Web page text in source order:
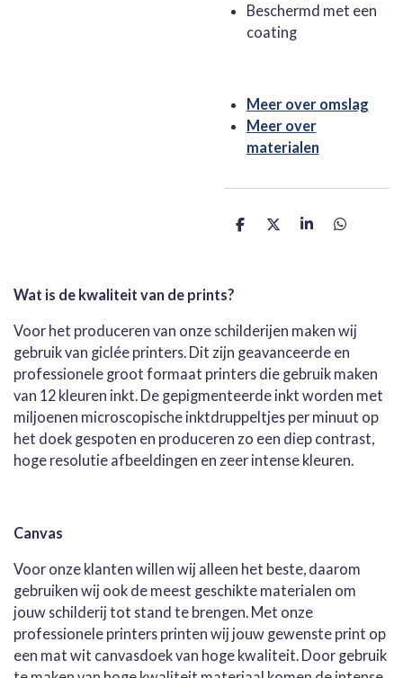
Beschermd met een
coating
Meer over omslag
Meer over
materialen
D
D
S
D
Wat is de kwaliteit van de prints?
Voor het produceren van onze schilderijen maken wij
gebruik van giclée printers. Dit zijn geavanceerde en
professionele groot formaat printers die gebruik maken
van 12 kleuren inkt. De gepigmenteerde inkt worden met
miljoenen microscopische inktdruppeltjes per minuut op
het doek gespoten en produceren zo een diep contrast,
hoge resolutie afbeeldingen en zeer intense kleuren.
Canvas
Voor onze klanten willen wij alleen het beste, daarom
gebruiken wij ook de meest geschikte materialen om
jouw schilderij tot stand te brengen. Met onze
professionele printers printen wij jouw gewenste print op
een mat wit canvasdoek van hoge kwaliteit. Door gebruik